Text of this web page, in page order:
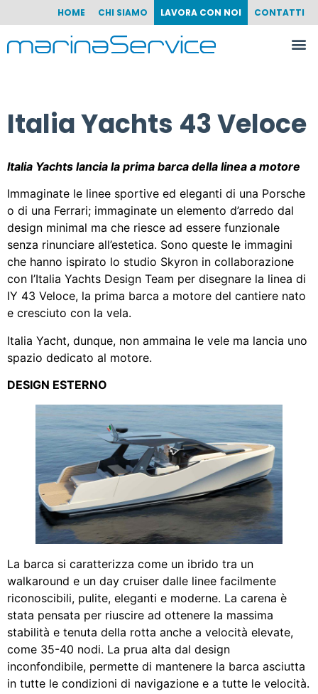
HOME CHI SIAMO LAVORA CON NOI CONTATTI
Italia Yachts 43 Veloce
Italia Yachts lancia la prima barca della linea a motore
Immaginate le linee sportive ed eleganti di una Porsche
o di una Ferrari; immaginate un elemento d’arredo dal
design minimal ma che riesce ad essere funzionale
senza rinunciare all’estetica. Sono queste le immagini
che hanno ispirato lo studio Skyron in collaborazione
con l’Italia Yachts Design Team per disegnare la linea di
IY 43 Veloce, la prima barca a motore del cantiere nato
e cresciuto con la vela.
Italia Yacht, dunque, non ammaina le vele ma lancia uno
spazio dedicato al motore.
DESIGN ESTERNO
La barca si caratterizza come un ibrido tra un
walkaround e un day cruiser dalle linee facilmente
riconoscibili, pulite, eleganti e moderne. La carena è
stata pensata per riuscire ad ottenere la massima
stabilità e tenuta della rotta anche a velocità elevate,
come 35-40 nodi. La prua alta dal design
inconfondibile, permette di mantenere la barca asciutta
in tutte le condizioni di navigazione e a tutte le velocità.